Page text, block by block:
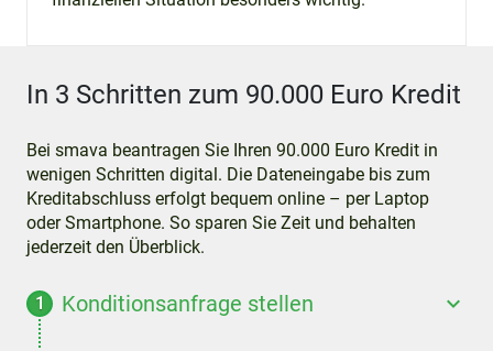
In 3 Schritten zum 90.000 Euro Kredit
Bei smava beantragen Sie Ihren 90.000 Euro Kredit in
wenigen Schritten digital. Die Dateneingabe bis zum
Kreditabschluss erfolgt bequem online – per Laptop
oder Smartphone. So sparen Sie Zeit und behalten
jederzeit den Überblick.
Konditionsanfrage stellen